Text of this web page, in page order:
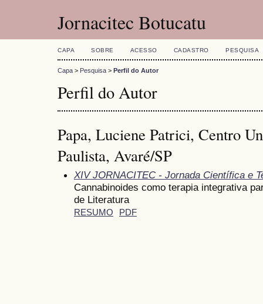
Jornacitec Botucatu
CAPA SOBRE ACESSO CADASTRO PESQUISA
Capa > Pesquisa > Perfil do Autor
Perfil do Autor
Papa, Luciene Patrici, Centro
Paulista, Avaré/SP
XIV JORNACITEC - Jornada Científica e
Cannabinoides como terapia integrativa
de Literatura
RESUMO PDF